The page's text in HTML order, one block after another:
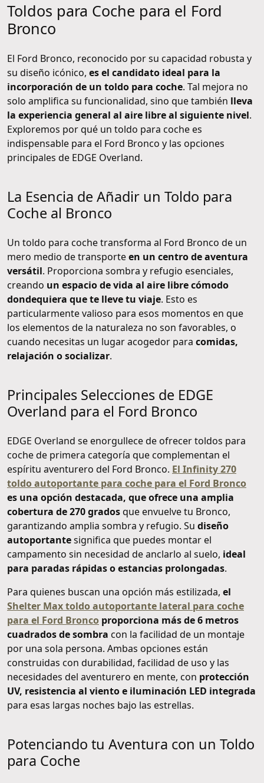
Toldos para Coche para el Ford
Bronco
El Ford Bronco, reconocido por su capacidad robusta y
su diseño icónico, es el candidato ideal para la
incorporación de un toldo para coche. Tal mejora no
solo amplifica su funcionalidad, sino que también lleva
la experiencia general al aire libre al siguiente nivel.
Exploremos por qué un toldo para coche es
indispensable para el Ford Bronco y las opciones
principales de EDGE Overland.
La Esencia de Añadir un Toldo para
Coche al Bronco
Un toldo para coche transforma al Ford Bronco de un
mero medio de transporteen un centro de aventura
versátil. Proporciona sombra y refugio esenciales,
creando un espacio de vida al aire libre cómodo
dondequiera que te lleve tu viaje. Esto es
particularmente valioso para esos momentos en que
los elementos de la naturaleza no son favorables, o
cuando necesitas un lugar acogedor para comidas,
relajación o socializar.
Principales Selecciones de EDGE
Overland para el Ford Bronco
EDGE Overland se enorgullece de ofrecer toldos para
coche de primera categoría que complementan el
espíritu aventurero del Ford Bronco. El Infinity 270
toldo autoportante para coche para el Ford Bronco
es una opción destacada, que ofrece una amplia
cobertura de 270 gradosque envuelve tu Bronco,
garantizando amplia sombra y refugio. Su diseño
autoportantesignifica que puedes montar el
campamento sin necesidad de anclarlo al suelo, ideal
para paradas rápidas o estancias prolongadas.
Para quienes buscan una opción más estilizada, el
Shelter Max toldo autoportante lateral para coche
para el Ford Bronco proporciona más de 6 metros
cuadrados de sombra con la facilidad de un montaje
por una sola persona. Ambas opciones están
construidas con durabilidad, facilidad de uso y las
necesidades del aventurero en mente, con protección
UV, resistencia al viento e iluminación LED integrada
para esas largas noches bajo las estrellas.
Potenciando tu Aventura con un Toldo
para Coche